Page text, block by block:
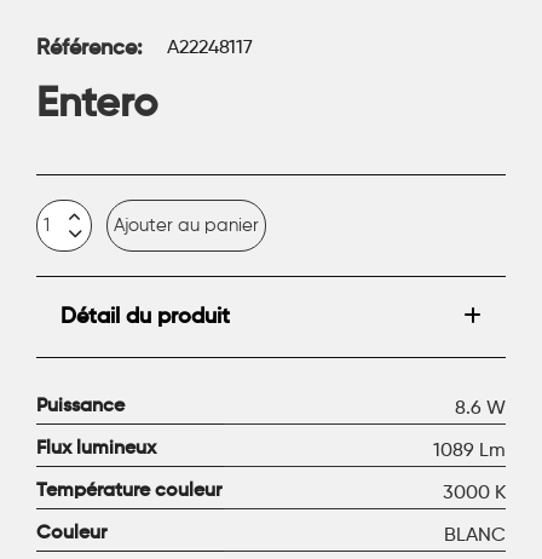
Référence A22248117
Entero
Ajouter au panier
Détail du produit
Puissance 8.6 W
Flux lumineux 1089 Lm
Température couleur 3000 K
Couleur BLANC